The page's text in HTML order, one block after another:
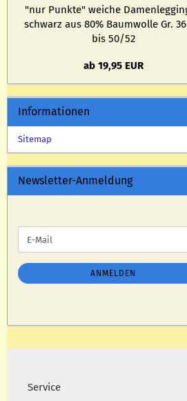
"nur Punk­te" wei­che
schwarz aus 80% Baum­wol­le Gr.
bis 50/52
ab 19,95 EUR
Informationen
Sitemap
Newsletter-Anmeldung
ZUR
ANMELDUNG
E-
Mail
ANMELDEN
Service